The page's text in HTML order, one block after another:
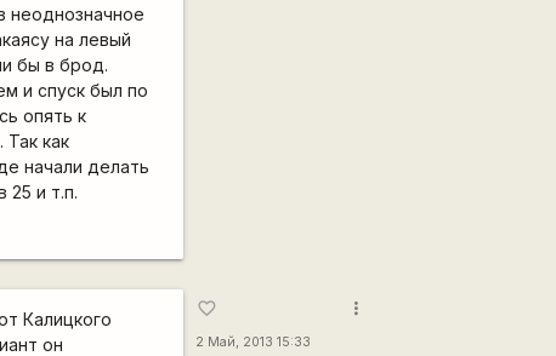
неоднозначное
на левый
бы в брод.
и спуск был по
опять к
как
начали делать
25 и т.п.
Калицкого
он
favorite_border
2 Май, 2013 15:33
more_vert